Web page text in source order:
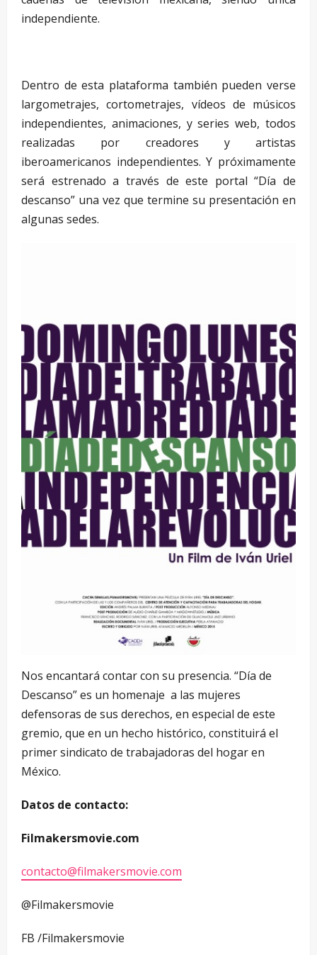
independiente.
Dentro de esta plataforma también pueden verse
largometrajes, cortometrajes, vídeos de músicos
independientes, animaciones, y series web, todos
realizadas por creadores y artistas
iberoamericanos independientes. Y próximamente
será estrenado a través de este portal “Día de
descanso” una vez que termine su presentación en
algunas sedes.
Nos encantará contar con su presencia. “Día de
Descanso” es un homenaje a las mujeres
defensoras de sus derechos, en especial de este
gremio, que en un hecho histórico, constituirá el
primer sindicato de trabajadoras del hogar en
México.
Datos de contacto:
Filmakersmovie.com
contacto@filmakersmovie.com
@Filmakersmovie
FB /Filmakersmovie